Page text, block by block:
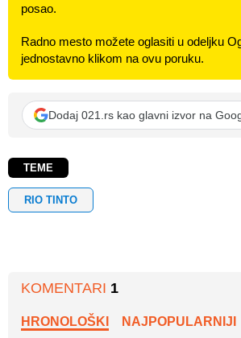
posao.
Radno mesto možete oglasiti u odeljku
jednostavno klikom na ovu poruku.
Dodaj 021.rs kao glavni izvor na
TEME
RIO TINTO
KOMENTARI 1
HRONOLOŠKI NAJPOPULARNIJI